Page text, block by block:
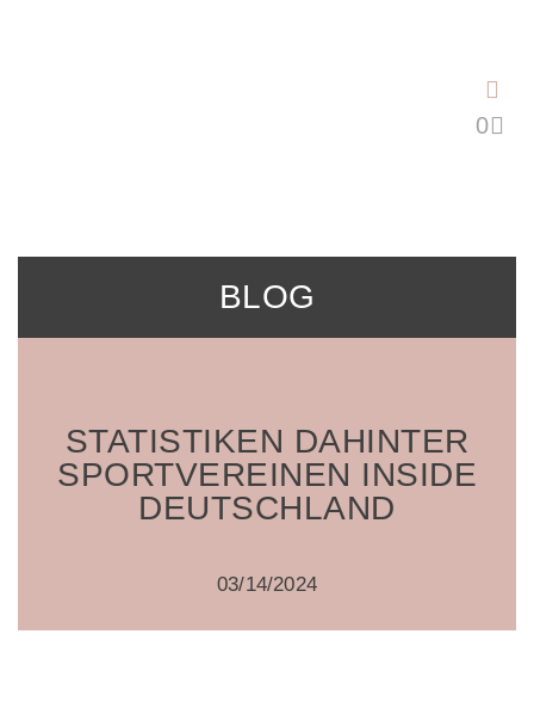
BLOG
03/14/2024
STATISTIKEN DAHINTER
SPORTVEREINEN INSIDE
DEUTSCHLAND